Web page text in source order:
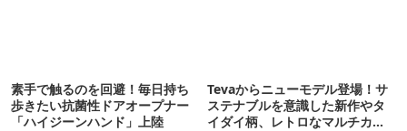
素手で触るのを回避！毎日持ち
歩きたい抗菌性ドアオープナー
「ハイジーンハンド」上陸
Tevaからニューモデル登場！サ
ステナブルを意識した新作やタ
イダイ柄、レトロなマルチカラ